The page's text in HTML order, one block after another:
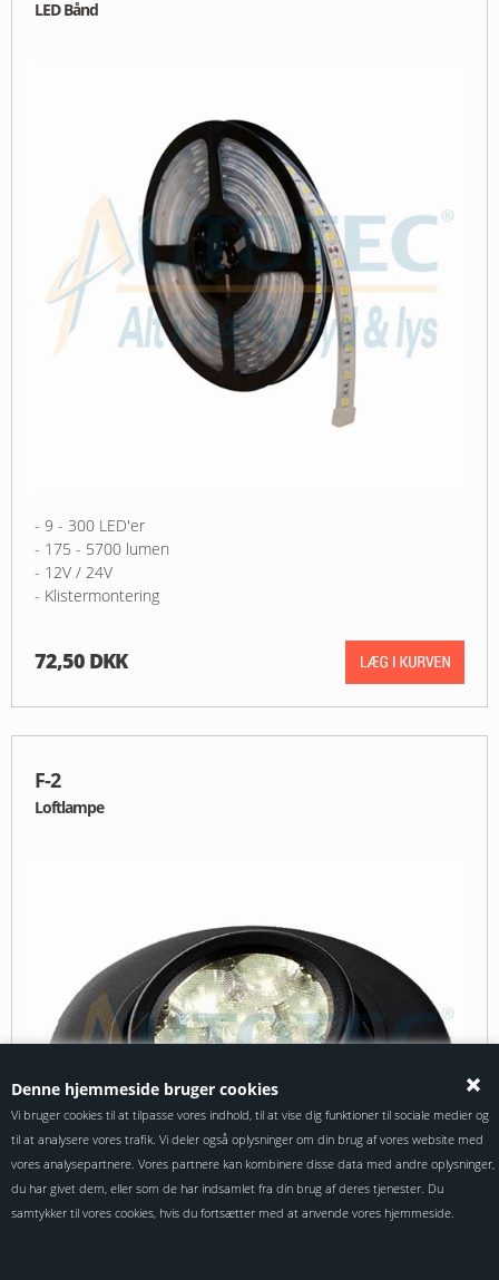
Denne hjemmeside bruger cookies
Vi bruger cookies til at tilpasse vores indhold, til at vise dig funktioner til sociale medier og
til at analysere vores trafik. Vi deler også oplysninger om din brug af vores website med
vores analysepartnere. Vores partnere kan kombinere disse data med andre oplysninger,
du har givet dem, eller som de har indsamlet fra din brug af deres tjenester. Du
samtykker til vores cookies, hvis du fortsætter med at anvende vores hjemmeside.
LED Bånd
- 9 - 300 LED'er
- 175 - 5700 lumen
- 12V / 24V
- Klistermontering
72,50 DKK
F-2
Loftlampe